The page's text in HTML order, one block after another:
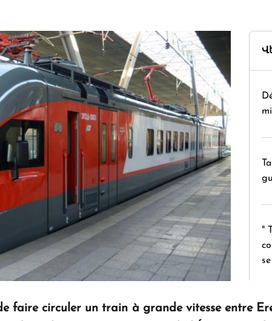
"
faire circuler un train à grande vitesse entre